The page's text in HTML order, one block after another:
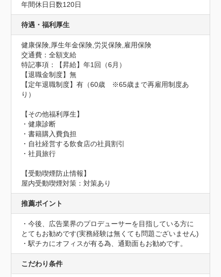
年間休日日数120日
待遇・福利厚生
健康保険,厚生年金保険,労災保険,雇用保険
交通費：全額支給
特記事項：【昇給】年1回（6月）
【退職金制度】無
【定年退職制度】有（60歳　※65歳まで再雇用制度あ
り）
【その他福利厚生】
・健康診断
・書籍購入費負担
・自社経営する飲食店の社員割引
・社員旅行
【受動喫煙防止情報】
屋内受動喫煙対策：対策あり
推薦ポイント
・今後、広告業界のプロデューサーを目指している方に
とてもお勧めです(実務経験は無くても問題ございません)
・駅チカにオフィスが有る為、通勤面もお勧めです。
こだわり条件